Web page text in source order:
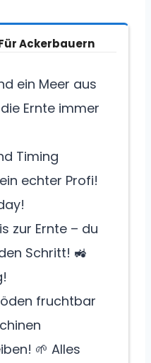
Ackerbauern
ein Meer aus
Ernte immer
Timing
echter Profi!
zur Ernte – du
Schritt! 🚜
fruchtbar
🌱 Alles